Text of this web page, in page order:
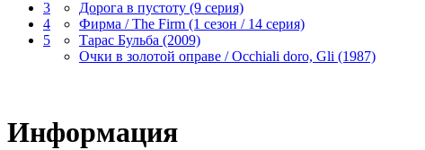
3
4
5
Дорога в пустоту (9 серия)
Фирма / The Firm (1 сезон / 14 серия)
Тарас Бульба (2009)
Очки в золотой оправе / Occhiali doro, Gli (1987)
Информация